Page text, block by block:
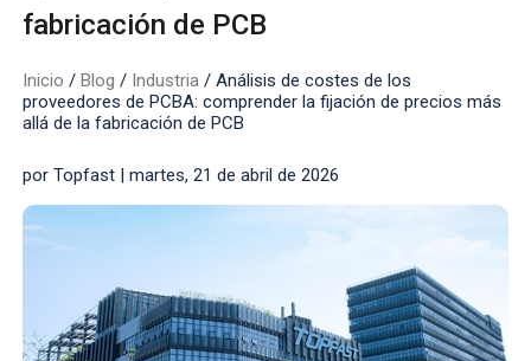
fabricación de PCB
Inicio /Blog / Industria /Análisis de costes de los
proveedores de PCBA: comprender la fijación de precios más
allá de la fabricación de PCB
por Topfast | martes, 21 de abril de 2026